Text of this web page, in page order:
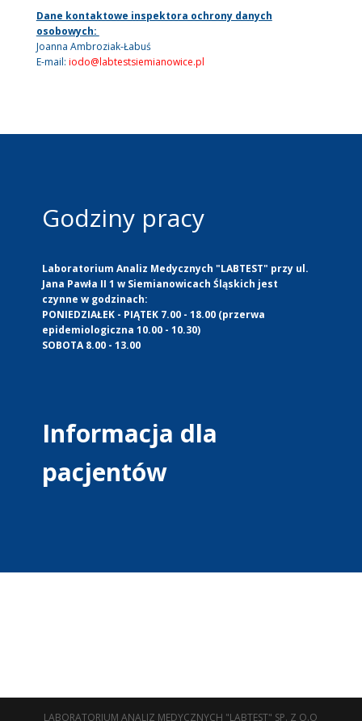
Dane kontaktowe inspektora ochrony danych
osobowych:
Joanna Ambroziak-Łabuś
E-mail: iodo@labtestsiemianowice.pl
Godziny pracy
Laboratorium Analiz Medycznych "LABTEST" przy ul.
Jana Pawła II 1 w Siemianowicach Śląskich jest
czynne w godzinach:
PONIEDZIAŁEK - PIĄTEK 7.00 - 18.00 (przerwa
epidemiologiczna 10.00 - 10.30)
SOBOTA 8.00 - 13.00
Informacja dla
pacjentów
LABORATORIUM ANALIZ MEDYCZNYCH "LABTEST" SP. Z O.O